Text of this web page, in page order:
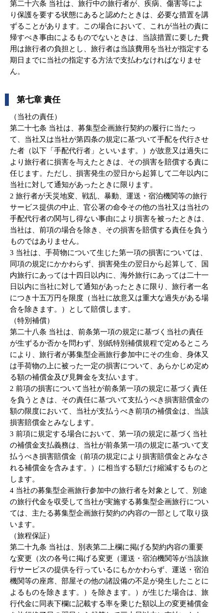
第二十六条 当社は、旅行中の旅行者が、疾病、傷害等によ
り保護を要する状態にあると認めたときは、必要な措置を講
ずることがあります。この場合において、これが当社の責に
帰すべき事由によるものでないときは、当該措置に要した費
用は旅行者の負担とし、旅行者は当該費用を当社が指定する
期日までに当社の指定する方法で支払わなければなりませ
ん。
第七章 責任
（当社の責任）
第二十七条 当社は、募集型企画旅行契約の履行に当たっ
て、当社又は当社が第四条の規定に基づいて手配を代行させ
た者（以下「手配代行者」といいます。）が故意又は過失に
より旅行者に損害を与えたときは、その損害を賠償する責に
任じます。ただし、損害発生の翌日から起算して二年以内に
当社に対して通知があったときに限ります。
2 旅行者が天災地変、戦乱、暴動、運送・宿泊機関等の旅行
サービス提供の中止、官公署の命令その他の当社又は当社の
手配代行者の関与し得ない事由により損害を被ったときは、
当社は、前項の場合を除き、その損害を賠償する責任を負う
ものではありません。
3 当社は、手荷物について生じた第一項の損害については、
同項の規定にかかわらず、損害発生の翌日から起算して、国
内旅行にあっては十四日以内に、海外旅行にあっては二十一
日以内に当社に対して通知があったときに限り、旅行者一名
につき十五万円を限度（当社に故意又は重大な過失がある場
合を除きます。）として賠償します。
（特別補償）
第二十八条 当社は、前条第一項の規定に基づく当社の責任
が生ずるか否かを問わず、別紙特別補償規程で定めるところ
により、旅行者が募集型企画旅行参加中にその生命、身体又
は手荷物の上に被った一定の損害について、あらかじめ定め
る額の補償金及び見舞金を支払います。
2 前項の損害について当社が前条第一項の規定に基づく責任
を負うときは、その責任に基づいて支払うべき損害賠償金の
額の限度において、当社が支払うべき前項の補償金は、当該
損害賠償金とみなします。
3 前項に規定する場合において、第一項の規定に基づく当社
の補償金支払義務は、当社が前条第一項の規定に基づいて支
払うべき損害賠償金（前項の規定により損害賠償金とみなさ
れる補償金を含みます。）に相当する額だけ縮減するものと
します。
4 当社の募集型企画旅行参加中の旅行者を対象として、別途
の旅行代金を収受して当社が実施する募集型企画旅行につい
ては、主たる募集型企画旅行契約の内容の一部として取り扱
います。
（旅程保証）
第二十九条 当社は、別表第二上欄に掲げる契約内容の重要
な変更（次の各号に掲げる変更（運送・宿泊機関等が当該旅
行サービスの提供を行っているにもかかわらず、運送・宿泊
機関等の座席、部屋その他の諸設備の不足が発生したことに
よるものを除きます。）を除きます。）が生じた場合は、旅
行代金に同表下欄に記載する率を乗じた額以上の変更補償金